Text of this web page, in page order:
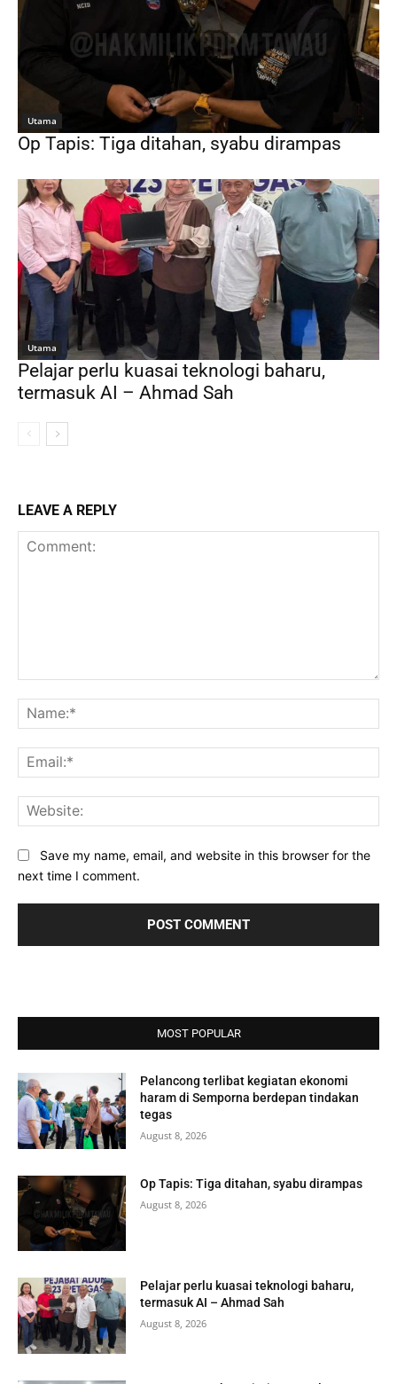
Utama
Op Tapis: Tiga ditahan, syabu dirampas
Utama
Pelajar perlu kuasai teknologi baharu,
termasuk AI – Ahmad Sah
LEAVE A REPLY
Save my name, email, and website in this browser for the
next time I comment.
MOST POPULAR
Pelancong terlibat kegiatan ekonomi
haram di Semporna berdepan tindakan
tegas
August 8, 2026
Op Tapis: Tiga ditahan, syabu dirampas
August 8, 2026
Pelajar perlu kuasai teknologi baharu,
termasuk AI – Ahmad Sah
August 8, 2026